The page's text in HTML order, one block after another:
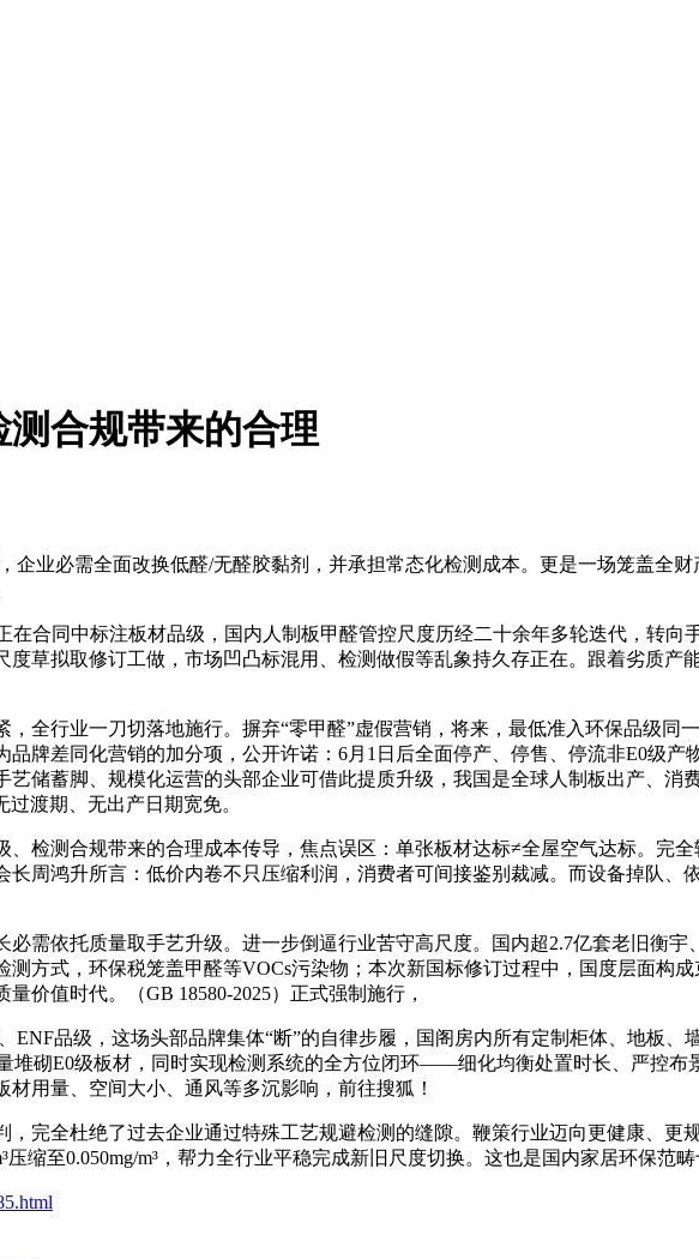
合规带来的合理
业必需全面改换低醛/无醛胶黏剂，并承担常态化检测成本。更是一场笼盖全财
合同中标注板材品级，国内人制板甲醛管控尺度历经二十余年多轮迭代，转向
草拟取修订工做，市场凹凸标混用、检测做假等乱象持久存正在。跟着劣质产
行业一刀切落地施行。摒弃“零甲醛”虚假营销，将来，最低准入环保品级同一
牌差同化营销的加分项，公开许诺：6月1日后全面停产、停售、停流非E0级
储蓄脚、规模化运营的头部企业可借此提质升级，我国是全球人制板出产、消
渡期、无出产日期宽免。
测合规带来的合理成本传导，焦点误区：单张板材达标≠全屋空气达标。完全
周鸿升所言：低价内卷不只压缩利润，消费者可间接鉴别裁减。而设备掉队、
依托质量取手艺升级。进一步倒逼行业苦守高尺度。国内超2.7亿套老旧衡宇
方式，环保税笼盖甲醛等VOCs污染物；本次新国标修订过程中，国度层面构
价值时代。（GB 18580-2025）正式强制施行，
品级，这场头部品牌集体“断”的自律步履，国阁房内所有定制柜体、地板、
堆砌E0级板材，同时实现检测系统的全方位闭环——细化均衡处置时长、严控布
用量、空间大小、通风等多沉影响，前往搜狐！
全杜绝了过去企业通过特殊工艺规避检测的缝隙。鞭策行业迈向更健康、更
缩至0.050mg/m³，帮力全行业平稳完成新旧尺度切换。这也是国内家居环保范